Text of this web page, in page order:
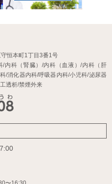
恒本町1丁目3番1号
内科（腎臓）/内科（血液）/内科（肝
/消化器内科/呼吸器内科/小児科/泌尿器
透析/禁煙外来